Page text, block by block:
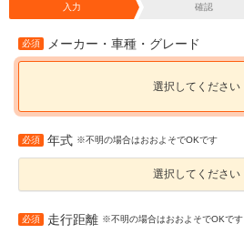
入力 確認
必須 メーカー・車種・グレード
選択してください
必須 年式 ※不明の場合はおおよそでOKです
選択してください
必須 走行距離 ※不明の場合はおおよそでOKです